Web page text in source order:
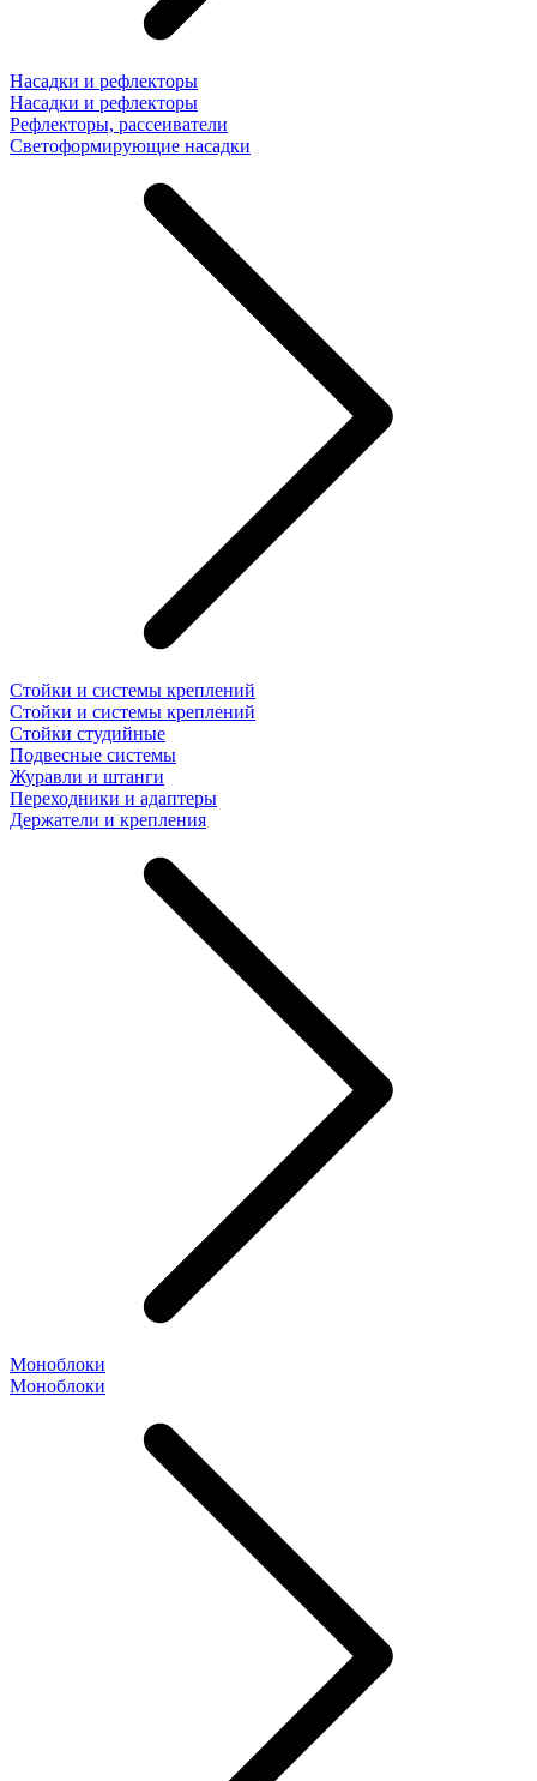
Насадки и рефлекторы
Насадки и рефлекторы
Рефлекторы, рассеиватели
Светоформирующие насадки
Стойки и системы креплений
Стойки и системы креплений
Стойки студийные
Подвесные системы
Журавли и штанги
Переходники и адаптеры
Держатели и крепления
Моноблоки
Моноблоки